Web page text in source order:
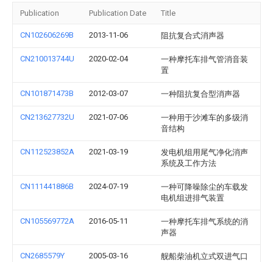
Publication Publication Date Title
CN102606269B 2013-11-06 阻抗复合式消声器
CN210013744U 2020-02-04
一种摩托车排气管消音装
置
CN101871473B 2012-03-07 一种阻抗复合型消声器
CN213627732U 2021-07-06
一种用于沙滩车的多级消
音结构
CN112523852A 2021-03-19
发电机组用尾气净化消声
系统及工作方法
CN111441886B 2024-07-19
一种可降噪除尘的车载发
电机组进排气装置
CN105569772A 2016-05-11
一种摩托车排气系统的消
声器
CN2685579Y 2005-03-16
舰船柴油机立式双进气口